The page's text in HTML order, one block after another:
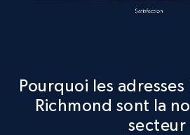
Pourquoi les
Richmond sont la
secteur